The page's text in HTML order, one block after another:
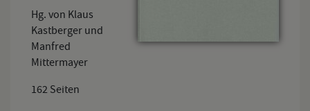
Hg. von Klaus
Kastberger und
Manfred
Mittermayer
162 Seiten